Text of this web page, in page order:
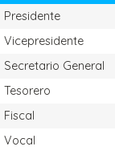
Presidente
Vicepresidente
Secretario General
Tesorero
Fiscal
Vocal